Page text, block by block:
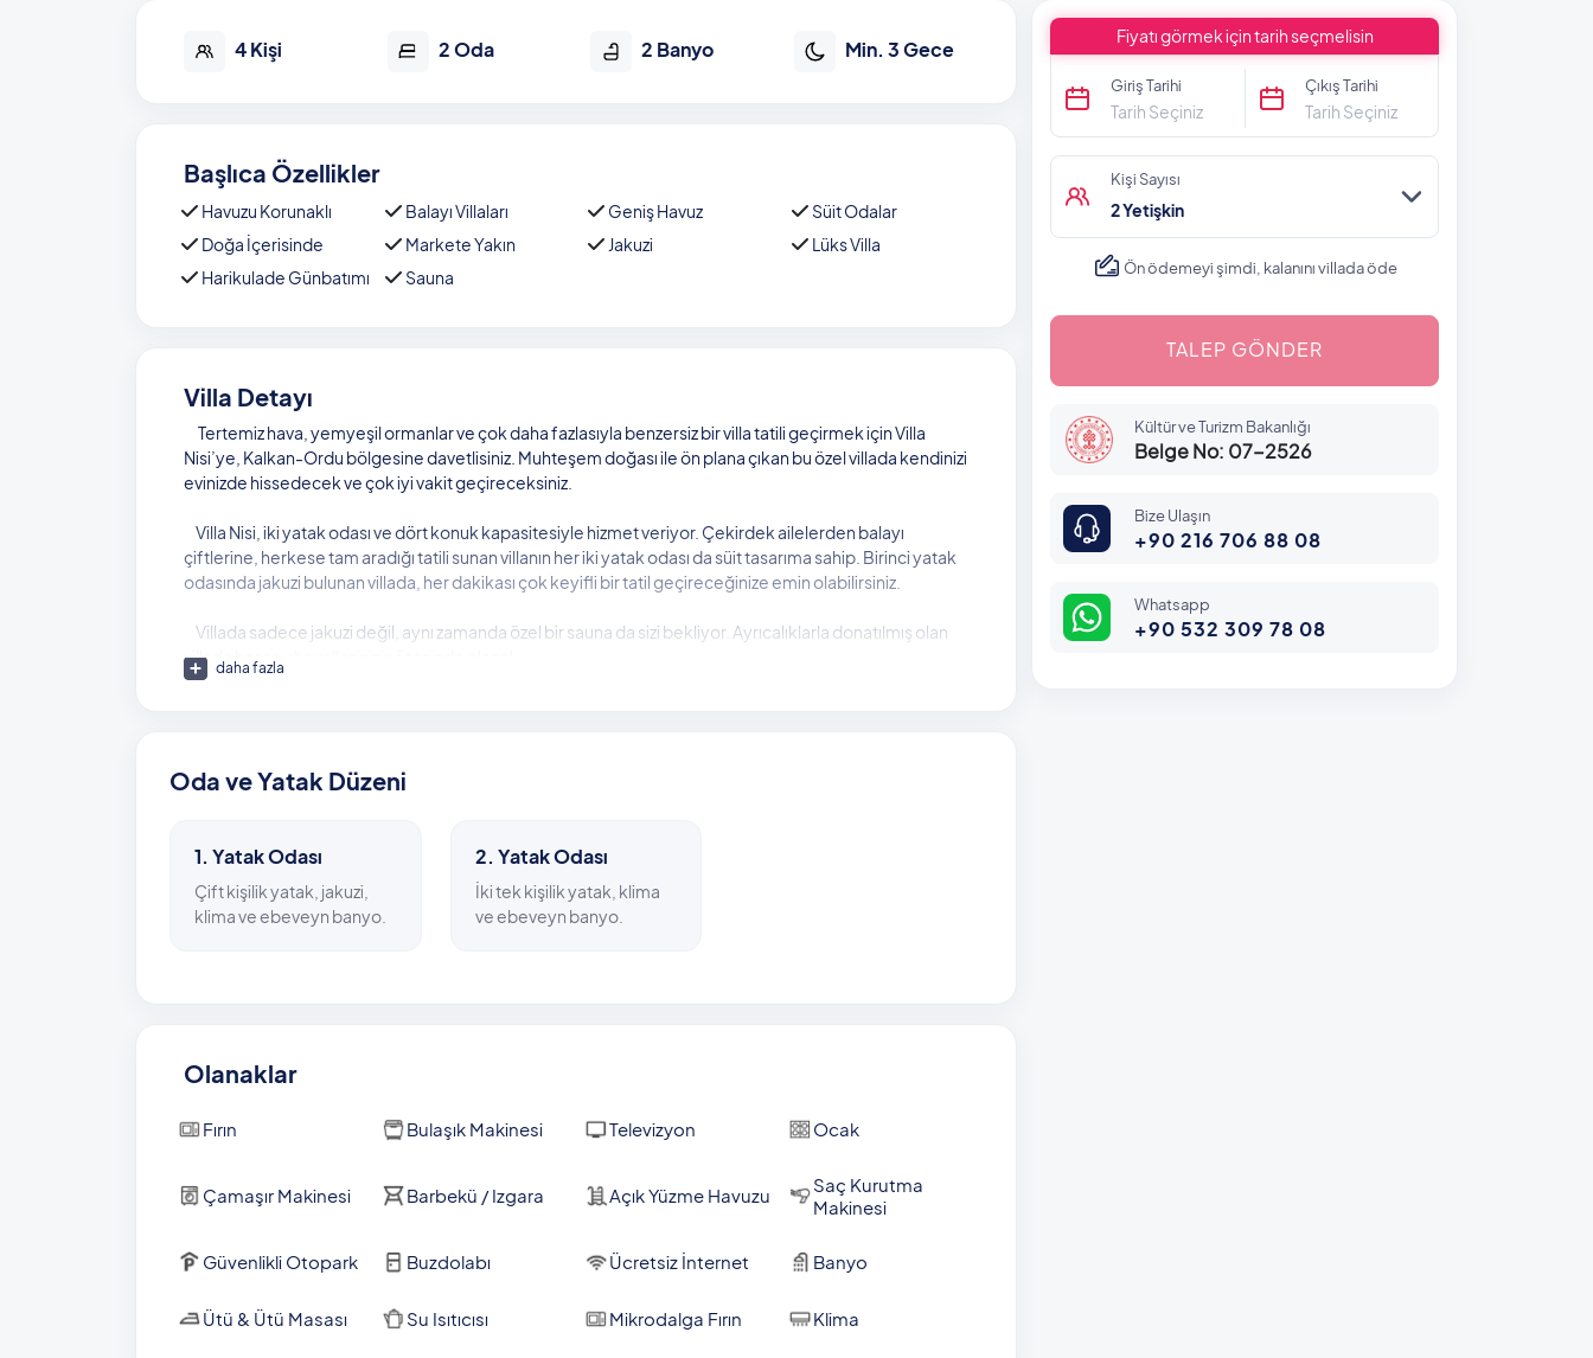
4 Kişi 2 Oda 2 Banyo Min. 3 Gece
Başlıca Özellikler
Havuzu Korunaklı Balayı Villaları Geniş Havuz
Süit Odalar
Doğa İçerisinde
Markete Yakın Jakuzi
Lüks Villa
Harikulade Günbatımı
Sauna
Villa Detayı
Tertemiz hava, yemyeşil ormanlar ve çok daha fazlasıyla benzersiz bir villa tatili geçirmek için Villa
Nisi’ye, Kalkan-Ordu bölgesine davetlisiniz. Muhteşem doğası ile ön plana çıkan bu özel villada kendinizi
evinizde hissedecek ve çok iyi vakit geçireceksiniz.
Villa Nisi, iki yatak odası ve dört konuk kapasitesiyle hizmet veriyor. Çekirdek ailelerden balayı
çiftlerine, herkese tam aradığı tatili sunan villanın her iki yatak odası da süit tasarıma sahip. Birinci yatak
odasında jakuzi bulunan villada, her dakikası çok keyifli bir tatil geçireceğinize emin olabilirsiniz.
Villada sadece jakuzi değil, aynı zamanda özel bir sauna da sizi bekliyor. Ayrıcalıklarla donatılmış olan
villada her şey hayallerinizin ötesinde olacak.
mesafede ziyaretinizi bekliyor olacak.
Havuz Ölçüleri: 4 m x 8,20 m x 1,45 m
daha fazla
Oda ve Yatak Düzeni
1. Yatak Odası
Çift kişilik yatak, jakuzi,
klima ve ebeveyn banyo.
2. Yatak Odası
İki tek kişilik yatak, klima
ve ebeveyn banyo.
Olanaklar
Fırın Bulaşık Makinesi Televizyon Ocak
Çamaşır Makinesi Barbekü / Izgara Açık Yüzme Havuzu
Saç Kurutma
Makinesi
Güvenlikli Otopark Buzdolabı Ücretsiz İnternet Banyo
Ütü & Ütü Masası Su Isıtıcısı Mikrodalga Fırın Klima
Fiyatı görmek için tarih seçmelisin
Giriş Tarihi
Tarih Seçiniz
Çıkış Tarihi
Tarih Seçiniz
Kişi Sayısı
2 Yetişkin
Ön ödemeyi şimdi, kalanını villada öde
TALEP GÖNDER
Kültür ve Turizm Bakanlığı
Belge No: 07-2526
Bize Ulaşın
+90 216 706 88 08
Whatsapp
+90 532 309 78 08